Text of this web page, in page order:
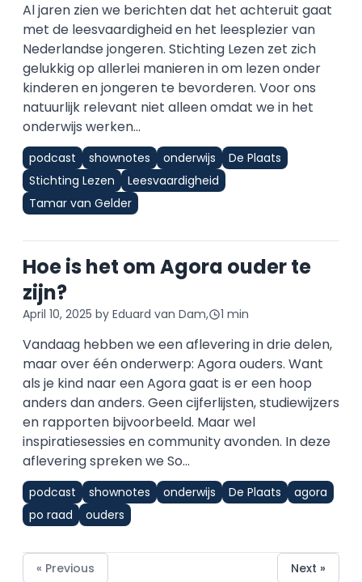
Al jaren zien we berichten dat het achteruit gaat
met de leesvaardigheid en het leesplezier van
Nederlandse jongeren. Stichting Lezen zet zich
gelukkig op allerlei manieren in om lezen onder
kinderen en jongeren te bevorderen. Voor ons
natuurlijk relevant niet alleen omdat we in het
onderwijs werken...
podcast shownotes onderwijs
De Plaats
Stichting Lezen
Leesvaardigheid
Tamar van Gelder
Hoe is het om Agora ouder te
zijn?
April 10, 2025 by Eduard van Dam, 1 min
Vandaag hebben we een aflevering in drie delen,
maar over één onderwerp: Agora ouders. Want
als je kind naar een Agora gaat is er een hoop
anders dan anders. Geen cijferlijsten, studiewijzers
en rapporten bijvoorbeeld. Maar wel
inspiratiesessies en community avonden. In deze
aflevering spreken we So...
podcast shownotes onderwijs De Plaats
agora
po raad
ouders
« Previous Next »